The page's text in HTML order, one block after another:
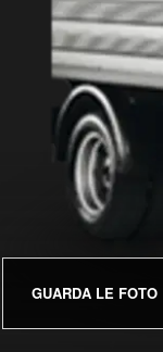
GUARDA LE FOTO